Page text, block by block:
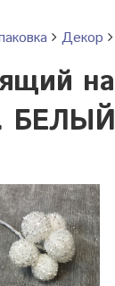
Декор
на
БЕЛЫЙ